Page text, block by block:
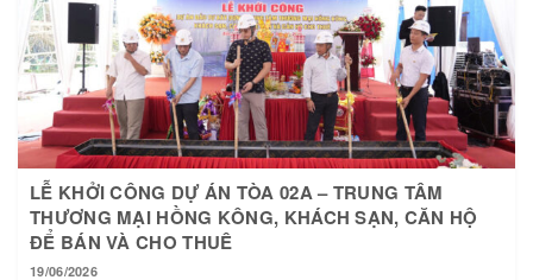
LỄ KHỞI CÔNG DỰ ÁN TÒA 02A – TRUNG TÂM
THƯƠNG MẠI HỒNG KÔNG, KHÁCH SẠN, CĂN HỘ
ĐỂ BÁN VÀ CHO THUÊ
19/06/2026